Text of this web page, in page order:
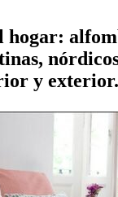
hogar:
y exterior.